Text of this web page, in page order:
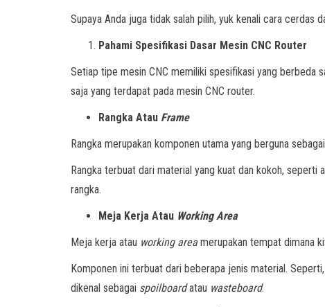
Supaya Anda juga tidak salah pilih, yuk kenali cara cerdas
Pahami Spesifikasi Dasar Mesin CNC Router
Setiap tipe mesin CNC memiliki spesifikasi yang berbeda
saja yang terdapat pada mesin CNC router.
Rangka Atau Frame
Rangka merupakan komponen utama yang berguna
Rangka terbuat dari material yang kuat dan kokoh, seperti
rangka.
Meja Kerja Atau Working Area
Meja kerja atau working areamerupakan tempat dimana
Komponen ini terbuat dari beberapa jenis material.
dikenal sebagai spoilboardatau wasteboard.